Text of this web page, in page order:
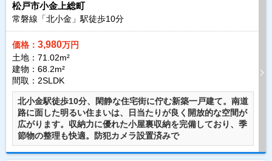
松戸市小金上総町
常磐線「北小金」駅徒歩10分
価格： 3,980万円
土地：71.02m²
建物：68.2m²
間取：2SLDK
北小金駅徒歩10分、閑静な住宅街に佇む新築一戸建て。南道
路に面した明るい住まいは、日当たりが良く開放的な空間が
広がります。収納力に優れた小屋裏収納を完備しており、季
節物の整理も快適。防犯カメラ設置済みで